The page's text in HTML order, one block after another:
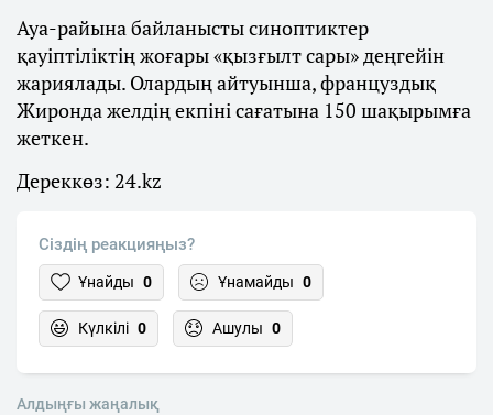
Ауа-райына байланысты синоптиктер
қауіптіліктің жоғары «қызғылт сары» деңгейін
жариялады. Олардың айтуынша, француздық
Жиронда желдің екпіні сағатына 150 шақырымға
жеткен.
Дереккөз: 24.kz
Сіздің реакцияңыз?
Ұнайды 0 Ұнамайды 0
Күлкілі 0 Ашулы 0
Алдыңғы жаңалық